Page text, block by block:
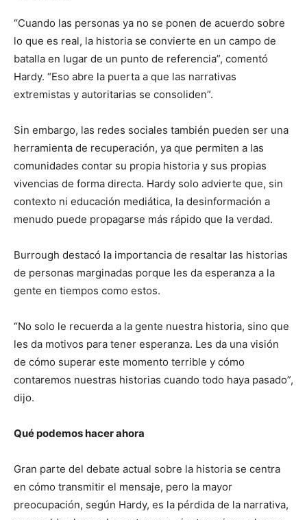
“Cuando las personas ya no se ponen de acuerdo sobre
lo que es real, la historia se convierte en un campo de
batalla en lugar de un punto de referencia”, comentó
Hardy. “Eso abre la puerta a que las narrativas
extremistas y autoritarias se consoliden”.
Sin embargo, las redes sociales también pueden ser una
herramienta de recuperación, ya que permiten a las
comunidades contar su propia historia y sus propias
vivencias de forma directa. Hardy solo advierte que, sin
contexto ni educación mediática, la desinformación a
menudo puede propagarse más rápido que la verdad.
Burrough destacó la importancia de resaltar las historias
de personas marginadas porque les da esperanza a la
gente en tiempos como estos.
“No solo le recuerda a la gente nuestra historia, sino que
les da motivos para tener esperanza. Les da una visión
de cómo superar este momento terrible y cómo
contaremos nuestras historias cuando todo haya pasado”,
dijo.
Qué podemos hacer ahora
Gran parte del debate actual sobre la historia se centra
en cómo transmitir el mensaje, pero la mayor
preocupación, según Hardy, es la pérdida de la narrativa,